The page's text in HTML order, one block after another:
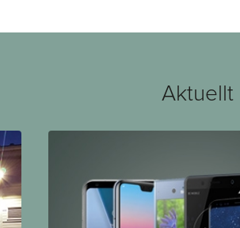
Aktuellt